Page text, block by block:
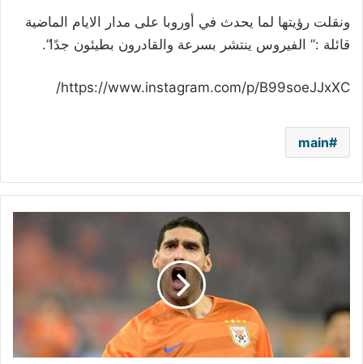
ونقلت رؤيتها لما يحدث في أوروبا على مدار الايام الماضية
قائلة :” الفيروس ينتشر بسرعة والقادرون بطيئون جدًا”.
https://www.instagram.com/p/B99soeJJxXC/
main
بكورونا
في
الدوري
الصيني